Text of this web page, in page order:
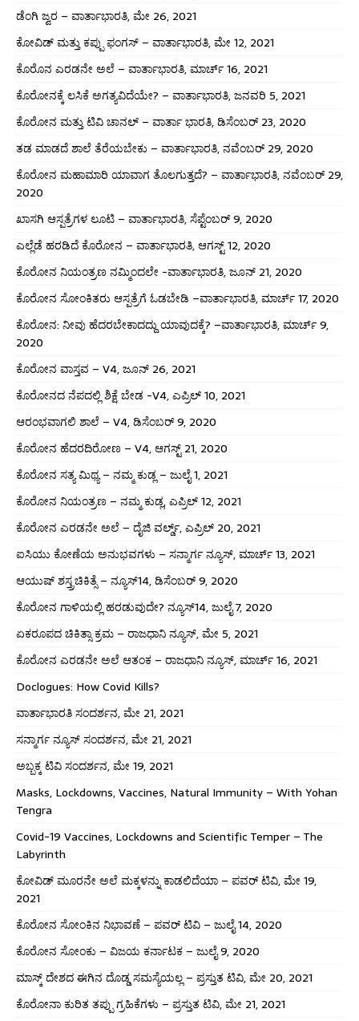
ಡೆಂಗಿ ಜ್ವರ – ವಾರ್ತಾಭಾರತಿ, ಮೇ 26, 2021
ಕೋವಿಡ್ ಮತ್ತು ಕಪ್ಪು ಫಂಗಸ್ – ವಾರ್ತಾಭಾರತಿ, ಮೇ 12, 2021
ಕೊರೊನ ಎರಡನೇ ಅಲೆ – ವಾರ್ತಾಭಾರತಿ, ಮಾರ್ಚ್ 16, 2021
ಕೊರೋನಕ್ಕೆ ಲಸಿಕೆ ಅಗತ್ಯವಿದೆಯೇ? – ವಾರ್ತಾಭಾರತಿ, ಜನವರಿ 5, 2021
ಕೊರೋನ ಮತ್ತು ಟಿವಿ ಚಾನಲ್ – ವಾರ್ತಾ ಭಾರತಿ, ಡಿಸೆಂಬರ್ 23, 2020
ತಡ ಮಾಡದೆ ಶಾಲೆ ತೆರೆಯಬೇಕು – ವಾರ್ತಾಭಾರತಿ, ನವೆಂಬರ್ 29, 2020
ಕೊರೋನ ಮಹಾಮಾರಿ ಯಾವಾಗ ತೊಲಗುತ್ತದೆ? – ವಾರ್ತಾಭಾರತಿ, ನವೆಂಬರ್ 29,
2020
ಖಾಸಗಿ ಆಸ್ಪತ್ರೆಗಳ ಲೂಟಿ – ವಾರ್ತಾಭಾರತಿ, ಸೆಪ್ಟೆಂಬರ್ 9, 2020
ಎಲ್ಲೆಡೆ ಹರಡಿದೆ ಕೊರೋನ – ವಾರ್ತಾಭಾರತಿ, ಆಗಸ್ಟ್ 12, 2020
ಕೊರೋನ ನಿಯಂತ್ರಣ ನಮ್ಮಿಂದಲೇ -ವಾರ್ತಾಭಾರತಿ, ಜೂನ್ 21, 2020
ಕೊರೋನ ಸೋಂಕಿತರು ಆಸ್ಪತ್ರೆಗೆ ಓಡಬೇಡಿ –ವಾರ್ತಾಭಾರತಿ, ಮಾರ್ಚ್ 17, 2020
ಕೊರೋನ: ನೀವು ಹೆದರಬೇಕಾದದ್ದು ಯಾವುದಕ್ಕೆ? –ವಾರ್ತಾಭಾರತಿ, ಮಾರ್ಚ್ 9,
2020
ಕೊರೋನ ವಾಸ್ತವ – V4, ಜೂನ್ 26, 2021
ಕೊರೋನದ ನೆಪದಲ್ಲಿ ಶಿಕ್ಷೆ ಬೇಡ -V4, ಎಪ್ರಿಲ್ 10, 2021
ಆರಂಭವಾಗಲಿ ಶಾಲೆ – V4, ಡಿಸೆಂಬರ್ 9, 2020
ಕೊರೋನ ಹೆದರದಿರೋಣ – V4, ಆಗಸ್ಟ್ 21, 2020
ಕೊರೋನ ಸತ್ಯ ಮಿಥ್ಯ – ನಮ್ಮ ಕುಡ್ಲ – ಜುಲೈ 1, 2021
ಕೊರೋನ ನಿಯಂತ್ರಣ – ನಮ್ಮ ಕುಡ್ಲ, ಎಪ್ರಿಲ್ 12, 2021
ಕೊರೋನ ಎರಡನೇ ಅಲೆ – ದೈಜಿ ವರ್ಲ್ಡ್, ಎಪ್ರಿಲ್ 20, 2021
ಐಸಿಯು ಕೋಣೆಯ ಅನುಭವಗಳು – ಸನ್ಮಾರ್ಗ ನ್ಯೂಸ್, ಮಾರ್ಚ್ 13, 2021
ಆಯುಷ್ ಶಸ್ತ್ರಚಿಕಿತ್ಸೆ – ನ್ಯೂಸ್14, ಡಿಸೆಂಬರ್ 9, 2020
ಕೊರೋನ ಗಾಳಿಯಲ್ಲಿ ಹರಡುವುದೇ? ನ್ಯೂಸ್14, ಜುಲೈ 7, 2020
ಏಕರೂಪದ ಚಿಕಿತ್ಸಾ ಕ್ರಮ – ರಾಜಧಾನಿ ನ್ಯೂಸ್, ಮೇ 5, 2021
ಕೊರೋನ ಎರಡನೇ ಅಲೆ ಆತಂಕ – ರಾಜಧಾನಿ ನ್ಯೂಸ್, ಮಾರ್ಚ್ 16, 2021
Doclogues: How Covid Kills?
ವಾರ್ತಾಭಾರತಿ ಸಂದರ್ಶನ, ಮೇ 21, 2021
ಸನ್ಮಾರ್ಗ ನ್ಯೂಸ್ ಸಂದರ್ಶನ, ಮೇ 21, 2021
ಅಬ್ಬಕ್ಕ ಟಿವಿ ಸಂದರ್ಶನ, ಮೇ 19, 2021
Masks, Lockdowns, Vaccines, Natural Immunity – With Yohan
Tengra
Covid-19 Vaccines, Lockdowns and Scientific Temper – The
Labyrinth
ಕೋವಿಡ್ ಮೂರನೇ ಅಲೆ ಮಕ್ಕಳನ್ನು ಕಾಡಲಿದೆಯಾ – ಪವರ್ ಟಿವಿ, ಮೇ 19,
2021
ಕೊರೋನ ಸೋಂಕಿನ ನಿಭಾವಣೆ – ಪವರ್ ಟಿವಿ – ಜುಲೈ 14, 2020
ಕೊರೋನ ಸೋಂಕು – ವಿಜಯ ಕರ್ನಾಟಕ – ಜುಲೈ 9, 2020
ಮಾಸ್ಕ್ ದೇಶದ ಈಗಿನ ದೊಡ್ಡ ಸಮಸ್ಯೆಯಲ್ಲ – ಪ್ರಸ್ತುತ ಟಿವಿ, ಮೇ 20, 2021
ಕೊರೋನಾ ಕುರಿತ ತಪ್ಪು ಗ್ರಹಿಕೆಗಳು – ಪ್ರಸ್ತುತ ಟಿವಿ, ಮೇ 21, 2021